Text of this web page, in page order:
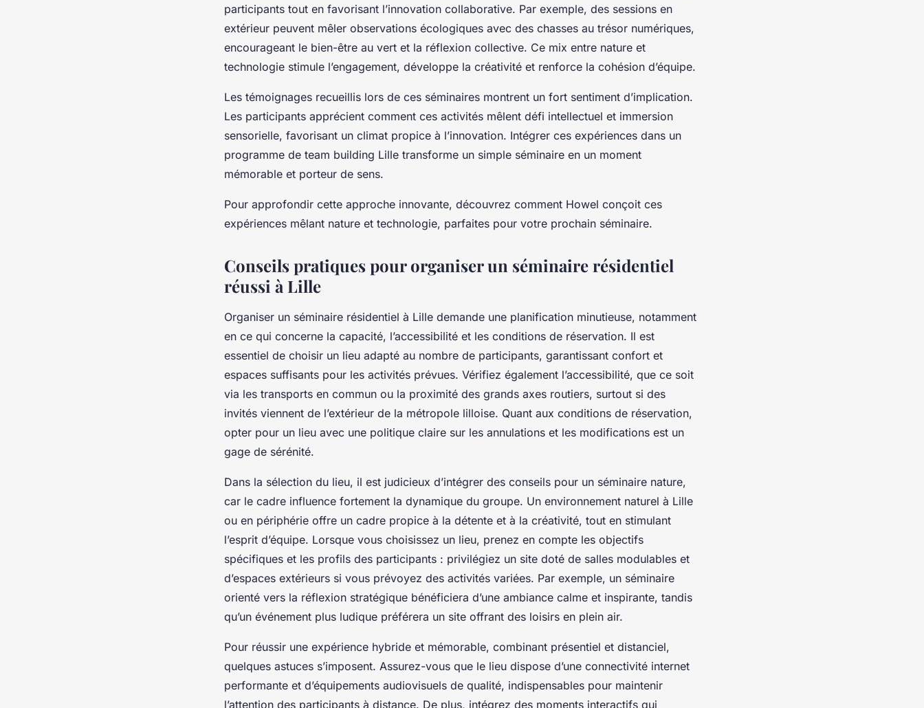
participants tout en favorisant l’innovation collaborative. Par exemple, des sessions en
extérieur peuvent mêler observations écologiques avec des chasses au trésor numériques,
encourageant le bien-être au vert et la réflexion collective. Ce mix entre nature et
technologie stimule l’engagement, développe la créativité et renforce la cohésion d’équipe.
Les témoignages recueillis lors de ces séminaires montrent un fort sentiment d’implication.
Les participants apprécient comment ces activités mêlent défi intellectuel et immersion
sensorielle, favorisant un climat propice à l’innovation. Intégrer ces expériences dans un
programme de team building Lille transforme un simple séminaire en un moment
mémorable et porteur de sens.
Pour approfondir cette approche innovante, découvrez comment Howel conçoit ces
expériences mêlant nature et technologie, parfaites pour votre prochain séminaire.
Conseils pratiques pour organiser un séminaire résidentiel
réussi à Lille
Organiser un séminaire résidentiel à Lille demande une planification minutieuse, notamment
en ce qui concerne la capacité, l’accessibilité et les conditions de réservation. Il est
essentiel de choisir un lieu adapté au nombre de participants, garantissant confort et
espaces suffisants pour les activités prévues. Vérifiez également l’accessibilité, que ce soit
via les transports en commun ou la proximité des grands axes routiers, surtout si des
invités viennent de l’extérieur de la métropole lilloise. Quant aux conditions de réservation,
opter pour un lieu avec une politique claire sur les annulations et les modifications est un
gage de sérénité.
Dans la sélection du lieu, il est judicieux d’intégrer des conseils pour un séminaire nature,
car le cadre influence fortement la dynamique du groupe. Un environnement naturel à Lille
ou en périphérie offre un cadre propice à la détente et à la créativité, tout en stimulant
l’esprit d’équipe. Lorsque vous choisissez un lieu, prenez en compte les objectifs
spécifiques et les profils des participants : privilégiez un site doté de salles modulables et
d’espaces extérieurs si vous prévoyez des activités variées. Par exemple, un séminaire
orienté vers la réflexion stratégique bénéficiera d’une ambiance calme et inspirante, tandis
qu’un événement plus ludique préférera un site offrant des loisirs en plein air.
Pour réussir une expérience hybride et mémorable, combinant présentiel et distanciel,
quelques astuces s’imposent. Assurez-vous que le lieu dispose d’une connectivité internet
performante et d’équipements audiovisuels de qualité, indispensables pour maintenir
l’attention des participants à distance. De plus, intégrez des moments interactifs qui